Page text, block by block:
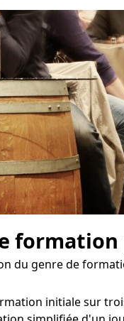
du genre de
initiale sur